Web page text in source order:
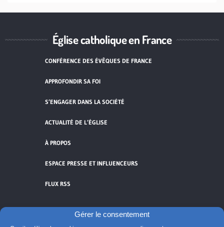
Gérer le consentement
Église catholique en France
CONFÉRENCE DES ÉVÊQUES DE FRANCE
APPROFONDIR SA FOI
S’ENGAGER DANS LA SOCIÉTÉ
ACTUALITÉ DE L’ÉGLISE
À PROPOS
ESPACE PRESSE ET INFLUENCEURS
FLUX RSS